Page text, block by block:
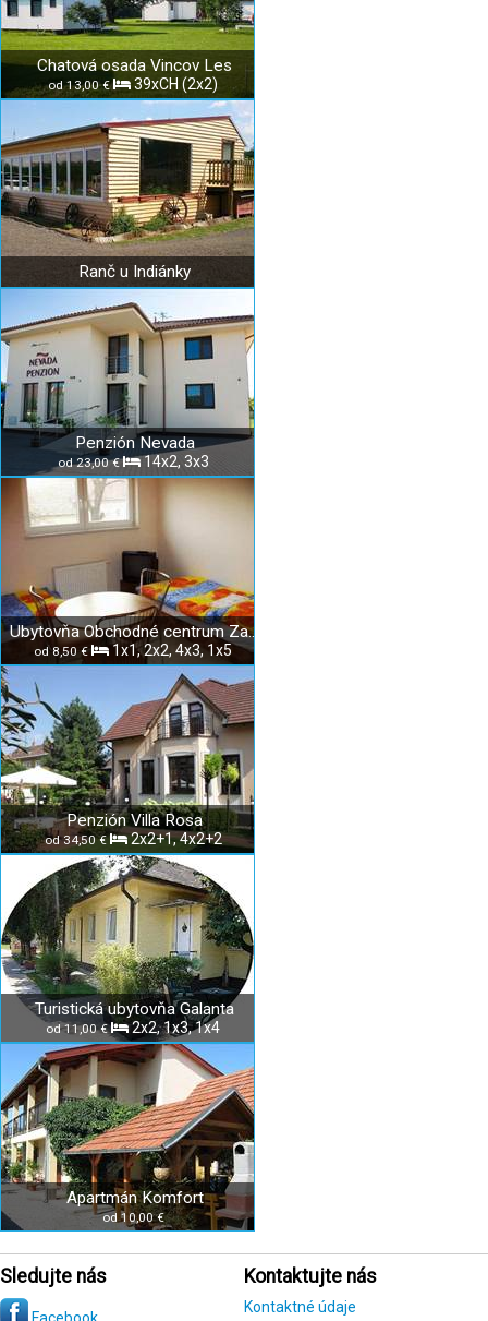
Chatová osada Vincov Les
od 13,00 € 39xCH (2x2)
Ranč u Indiánky
Penzión Nevada
od 23,00 € 14x2, 3x3
Ubytovňa Obchodné centrum Zavar
od 8,50 € 1x1, 2x2, 4x3, 1x5
Penzión Villa Rosa
od 34,50 € 2x2+1, 4x2+2
Turistická ubytovňa Galanta
od 11,00 € 2x2, 1x3, 1x4
Apartmán Komfort
od 10,00 €
Sledujte nás Kontaktujte nás
Kontaktné údaje